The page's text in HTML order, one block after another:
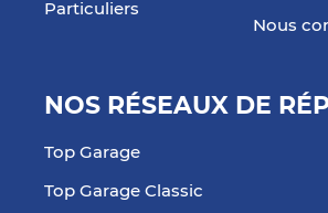
Particuliers
Nous
NOS RÉSEAUX DE
Top Garage
Top Garage Classic